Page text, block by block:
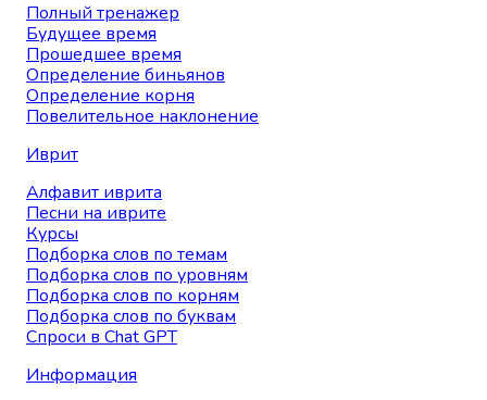
Полный тренажер
Будущее время
Прошедшее время
Определение биньянов
Определение корня
Повелительное наклонение
Иврит
Алфавит иврита
Песни на иврите
Курсы
Подборка слов по темам
Подборка слов по уровням
Подборка слов по корням
Подборка слов по буквам
Спроси в Chat GPT
Информация